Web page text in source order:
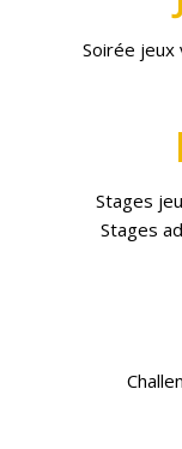
Soirée jeux
Stages
Stages